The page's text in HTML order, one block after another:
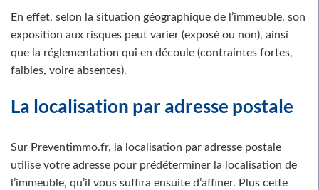
En effet, selon la situation géographique de l’immeuble, son
exposition aux risques peut varier (exposé ou non), ainsi
que la réglementation qui en découle (contraintes fortes,
faibles, voire absentes).
La localisation par adresse postale
Sur Preventimmo.fr, la localisation par adresse postale
utilise votre adresse pour prédéterminer la localisation de
l’immeuble, qu’il vous suffira ensuite d’affiner. Plus cette